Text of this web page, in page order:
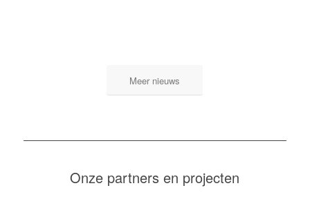
Meer nieuws
Onze partners en projecten